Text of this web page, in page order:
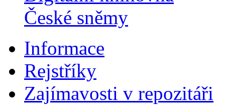
České sněmy
Informace
Rejstříky
Zajímavosti v repozitáři